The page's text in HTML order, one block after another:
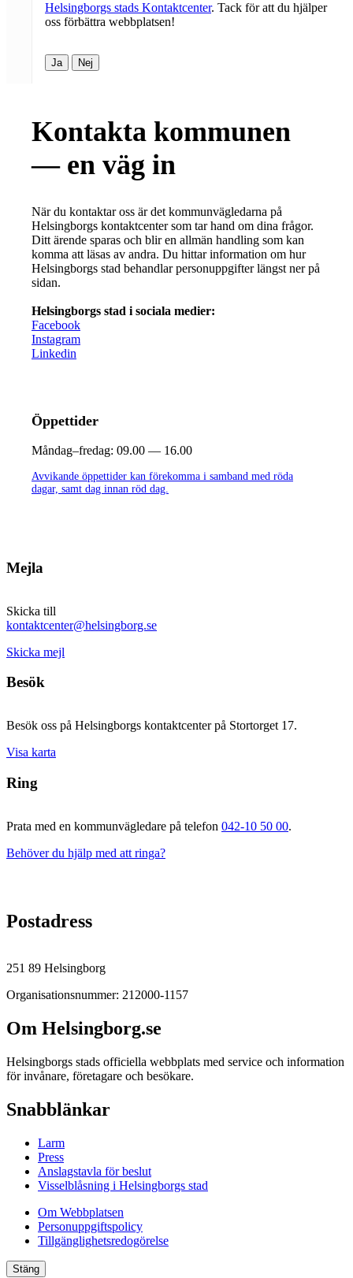
Helsingborgs stads Kontaktcenter. Tack för att du hjälper
oss förbättra webbplatsen!
Ja Nej
Kontakta kommunen
— en väg in
När du kontaktar oss är det kommunvägledarna på
Helsingborgs kontaktcenter som tar hand om dina frågor.
Ditt ärende sparas och blir en allmän handling som kan
komma att läsas av andra. Du hittar information om hur
Helsingborgs stad behandlar personuppgifter längst ner på
sidan.
Helsingborgs stad i sociala medier:
Facebook
Instagram
Linkedin
Öppettider
Måndag–fredag: 09.00 — 16.00
Avvikande öppettider kan förekomma i samband med röda
dagar, samt dag innan röd dag.
Mejla
Skicka till
kontaktcenter@helsingborg.se
Skicka mejl
Besök
Besök oss på Helsingborgs kontaktcenter på Stortorget 17.
Visa karta
Ring
Prata med en kommunvägledare på telefon 042-10 50 00.
Behöver du hjälp med att ringa?
Postadress
251 89 Helsingborg
Organisationsnummer: 212000-1157
Om Helsingborg.se
Helsingborgs stads officiella webbplats med service och information
för invånare, företagare och besökare.
Snabblänkar
Larm
Press
Anslagstavla för beslut
Visselblåsning i Helsingborgs stad
Om Webbplatsen
Personuppgiftspolicy
Tillgänglighetsredogörelse
Stäng